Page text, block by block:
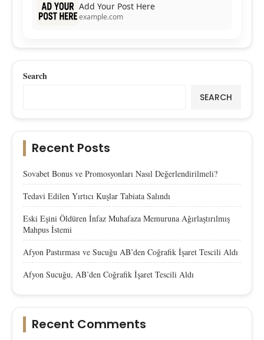
Add Your Post Here
example.com
Search
SEARCH
Recent Posts
Sovabet Bonus ve Promosyonları Nasıl Değerlendirilmeli?
Tedavi Edilen Yırtıcı Kuşlar Tabiata Salındı
Eski Eşini Öldüren İnfaz Muhafaza Memuruna Ağırlaştırılmış
Mahpus İstemi
Afyon Pastırması ve Sucuğu AB’den Coğrafik İşaret Tescili Aldı
Afyon Sucuğu, AB’den Coğrafik İşaret Tescili Aldı
Recent Comments